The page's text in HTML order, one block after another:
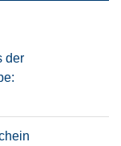
der